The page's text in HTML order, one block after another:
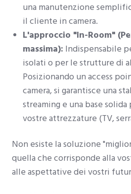
una manutenzione
il cliente in camera.
L'approccio "In-Room"
massima): Indispensabile
isolati o per le strutture di
Posizionando un access
camera, si garantisce una
streaming e una base
vostre attrezzature (TV,
Non esiste la soluzione
quella che corrisponde alla
alle aspettative dei vostri